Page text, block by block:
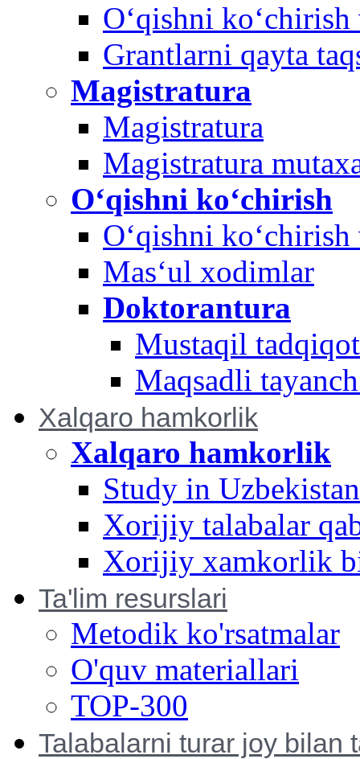
O‘qishni
Grantlarni qayta
Magistratura
Magistratura
Magistratura
O‘qishni ko‘chirish
O‘qishni
Mas‘ul xodimlar
Doktorantura
Mustaqil
Maqsadli
Xalqaro hamkorlik
Xalqaro hamkorlik
Study in Uzbekistan
Xorijiy talabalar
Xorijiy xamkorlik
Ta'lim resurslari
Metodik ko'rsatmalar
O'quv materiallari
TOP-300
Talabalarni turar joy bilan